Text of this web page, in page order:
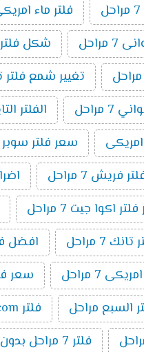
فلتر ماء امريكي 7
شكل فلتر 7 مراحل
تغيير شمع فلتر تانك
مراحل
الفلتر
سعر فلتر سوبر
فريش 7 مراحل
اضرار
اكوا جيت 7 مراحل
7 مراحل
افضل فلتر 7
7 مراحل
سعر
السبع مراحل
فلتر puricom
فلتر 7 مراحل بدون موتور